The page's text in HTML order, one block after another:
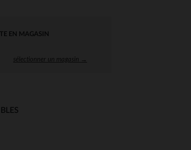
EN MAGASIN
sélectionner un magasin →